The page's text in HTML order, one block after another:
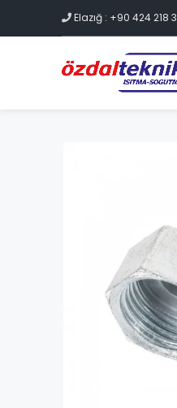
Elazığ : +90 424 218